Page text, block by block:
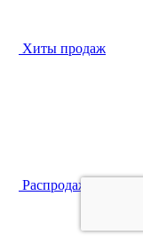
Хиты продаж
Распродажа